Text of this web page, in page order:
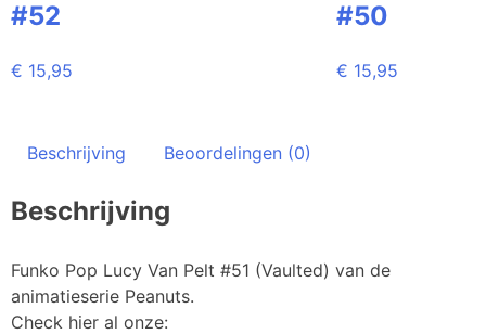
#52
€ 15,95
#50
€ 15,95
Beschrijving Beoordelingen (0)
Beschrijving
Funko Pop Lucy Van Pelt #51 (Vaulted) van de
animatieserie Peanuts.
Check hier al onze: